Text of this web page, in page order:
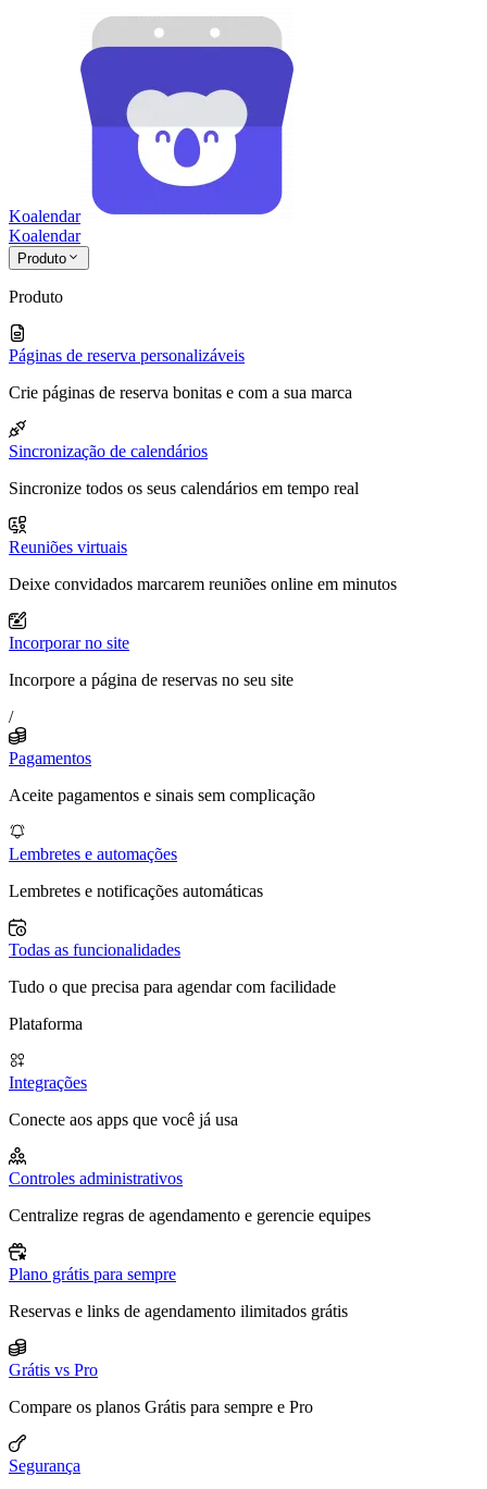
Koalendar
Koalendar
Produto
Produto
Páginas de reserva personalizáveis
Crie páginas de reserva bonitas e com a sua marca
Sincronização de calendários
Sincronize todos os seus calendários em tempo real
Reuniões virtuais
Deixe convidados marcarem reuniões online em minutos
Incorporar no site
Incorpore a página de reservas no seu site
/
Pagamentos
Aceite pagamentos e sinais sem complicação
Lembretes e automações
Lembretes e notificações automáticas
Todas as funcionalidades
Tudo o que precisa para agendar com facilidade
Plataforma
Integrações
Conecte aos apps que você já usa
Controles administrativos
Centralize regras de agendamento e gerencie equipes
Plano grátis para sempre
Reservas e links de agendamento ilimitados grátis
Grátis vs Pro
Compare os planos Grátis para sempre e Pro
Segurança